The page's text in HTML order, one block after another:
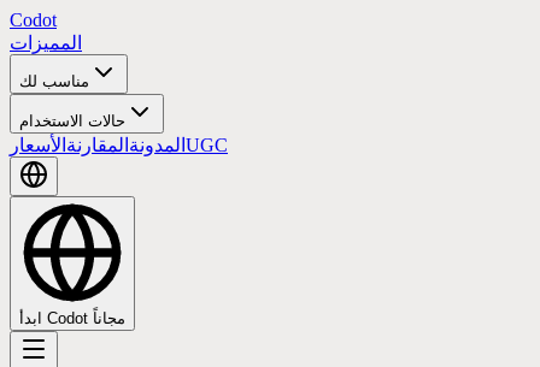
Codot
المميزات
مناسب لك
حالات الاستخدام
المدونة المقارنة الأسعار UGC
ابدأ Codot مجاناً